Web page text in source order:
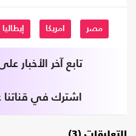
مصر امريكا إيطاليا
تابع آخر الأخبار
اشترك في قناتنا